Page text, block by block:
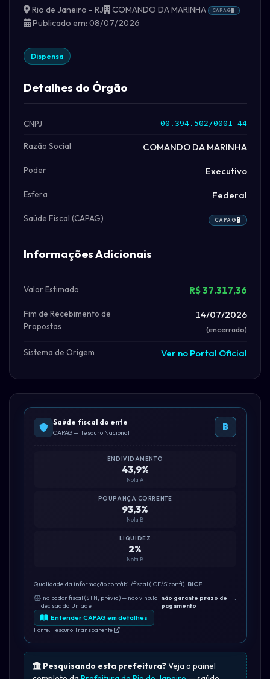
Rio de Janeiro - RJ COMANDO DA MARINHA CAPAGB
Publicado em: 08/07/2026
Dispensa
Detalhes do Órgão
CNPJ 00.394.502/0001-44
Razão Social COMANDO DA MARINHA
Poder Executivo
Esfera Federal
Saúde Fiscal (CAPAG) CAPAG B
Informações Adicionais
Valor Estimado R$ 37.317,36
Fim de Recebimento de
Propostas
14/07/2026
(encerrado)
Sistema de Origem Ver no Portal Oficial
Saúde fiscal do ente
CAPAG — Tesouro Nacional
B
ENDIVIDAMENTO
43,9%
Nota A
POUPANÇA CORRENTE
93,3%
Nota B
LIQUIDEZ
2%
Nota B
Qualidade da informação contábil/fiscal (ICF/Siconfi): BICF
Indicador fiscal (STN, prévia) — não vincula
decisão da União e
não garante prazo de
pagamento
.
Entender CAPAG em detalhes
Fonte: Tesouro Transparente
Pesquisando esta prefeitura? Veja o painel